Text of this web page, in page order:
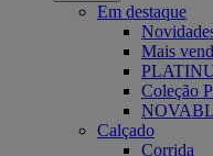
Em destaque
Mais
Coleção
Calçado
Corrida